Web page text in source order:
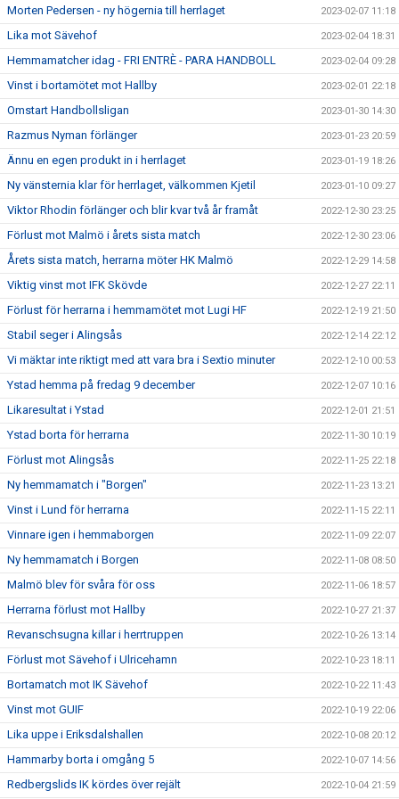
Morten Pedersen - ny högernia till herrlaget 2023-02-07 11:18
Lika mot Sävehof 2023-02-04 18:31
Hemmamatcher idag - FRI ENTRÈ - PARA HANDBOLL 2023-02-04 09:28
Vinst i bortamötet mot Hallby 2023-02-01 22:18
Omstart Handbollsligan 2023-01-30 14:30
Razmus Nyman förlänger 2023-01-23 20:59
Ännu en egen produkt in i herrlaget 2023-01-19 18:26
Ny vänsternia klar för herrlaget, välkommen Kjetil 2023-01-10 09:27
Viktor Rhodin förlänger och blir kvar två år framåt 2022-12-30 23:25
Förlust mot Malmö i årets sista match 2022-12-30 23:06
Årets sista match, herrarna möter HK Malmö 2022-12-29 14:58
Viktig vinst mot IFK Skövde 2022-12-27 22:11
Förlust för herrarna i hemmamötet mot Lugi HF 2022-12-19 21:50
Stabil seger i Alingsås 2022-12-14 22:12
Vi mäktar inte riktigt med att vara bra i Sextio minuter 2022-12-10 00:53
Ystad hemma på fredag 9 december 2022-12-07 10:16
Likaresultat i Ystad 2022-12-01 21:51
Ystad borta för herrarna 2022-11-30 10:19
Förlust mot Alingsås 2022-11-25 22:18
Ny hemmamatch i "Borgen" 2022-11-23 13:21
Vinst i Lund för herrarna 2022-11-15 22:11
Vinnare igen i hemmaborgen 2022-11-09 22:07
Ny hemmamatch i Borgen 2022-11-08 08:50
Malmö blev för svåra för oss 2022-11-06 18:57
Herrarna förlust mot Hallby 2022-10-27 21:37
Revanschsugna killar i herrtruppen 2022-10-26 13:14
Förlust mot Sävehof i Ulricehamn 2022-10-23 18:11
Bortamatch mot IK Sävehof 2022-10-22 11:43
Vinst mot GUIF 2022-10-19 22:06
Lika uppe i Eriksdalshallen 2022-10-08 20:12
Hammarby borta i omgång 5 2022-10-07 14:56
Redbergslids IK kördes över rejält 2022-10-04 21:59